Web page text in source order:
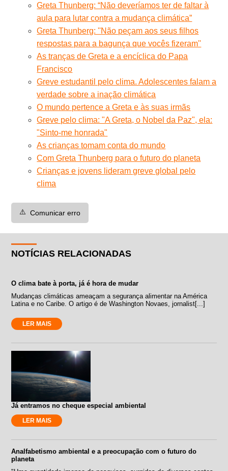
Greta Thunberg: “Não deveríamos ter de faltar à
aula para lutar contra a mudança climática”
Greta Thunberg: ''Não peçam aos seus filhos
respostas para a bagunça que vocês fizeram''
As tranças de Greta e a encíclica do Papa
Francisco
Greve estudantil pelo clima. Adolescentes falam a
verdade sobre a inação climática
O mundo pertence a Greta e às suas irmãs
Greve pelo clima: "A Greta, o Nobel da Paz", ela:
"Sinto-me honrada"
As crianças tomam conta do mundo
Com Greta Thunberg para o futuro do planeta
Crianças e jovens lideram greve global pelo
clima
⚠️ Comunicar erro
NOTÍCIAS RELACIONADAS
O clima bate à porta, já é hora de mudar
Mudanças climáticas ameaçam a segurança alimentar na América
Latina e no Caribe. O artigo é de Washington Novaes, jornalist[...]
LER MAIS
Já entramos no cheque especial ambiental
LER MAIS
Analfabetismo ambiental e a preocupação com o futuro do
planeta